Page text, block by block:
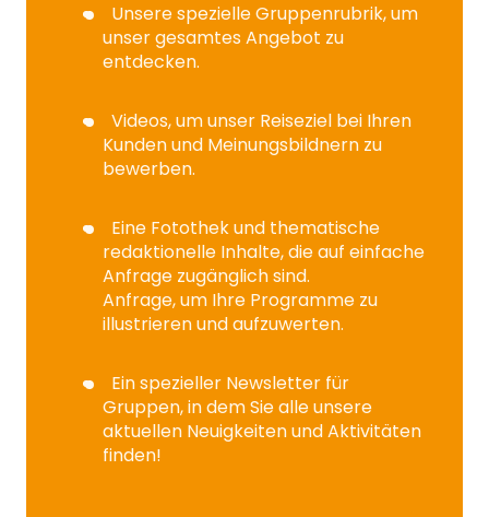
Unsere spezielle Gruppenrubrik, um
unser gesamtes Angebot zu
entdecken.
Videos, um unser Reiseziel bei Ihren
Kunden und Meinungsbildnern zu
bewerben.
Eine Fotothek und thematische
redaktionelle Inhalte, die auf einfache
Anfrage zugänglich sind.
Anfrage, um Ihre Programme zu
illustrieren und aufzuwerten.
Ein spezieller Newsletter für
Gruppen, in dem Sie alle unsere
aktuellen Neuigkeiten und Aktivitäten
finden!